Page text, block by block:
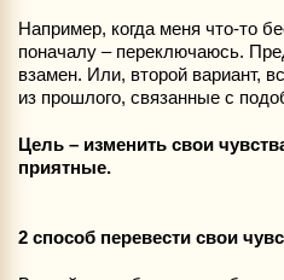
Например, когда меня что-то
поначалу – переключаюсь.
взамен. Или, второй вариант,
из прошлого, связанные с
Цель – изменить свои
приятные.
2 способ перевести свои